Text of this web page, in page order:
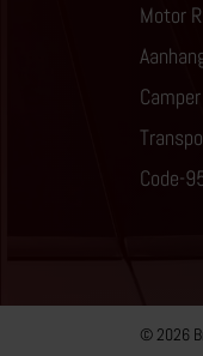
Motor
Code-
© 2026